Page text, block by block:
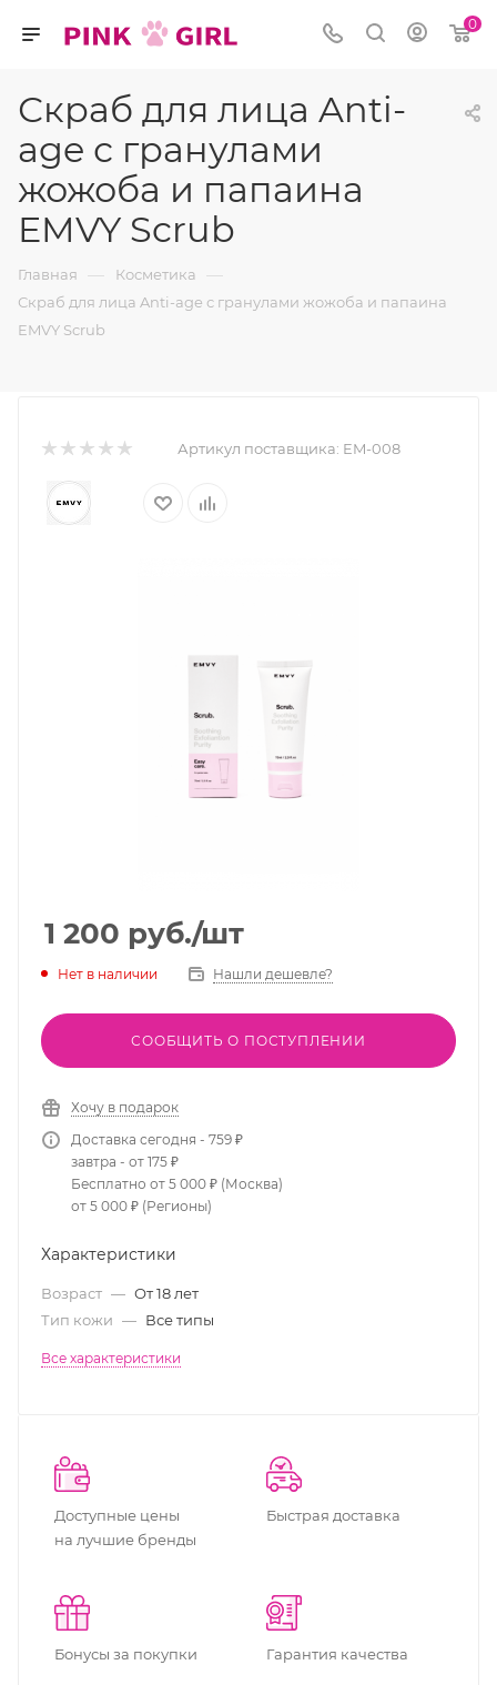
0
Скраб для лица Anti-
age с гранулами
жожоба и папаина
EMVY Scrub
Главная — Косметика —
Скраб для лица Anti-age с гранулами жожоба и папаина
EMVY Scrub
Артикул поставщика: EM-008
1 200 руб./шт
Нет в наличии Нашли дешевле?
СООБЩИТЬ О ПОСТУПЛЕНИИ
Хочу в подарок
Доставка сегодня - 759 ₽
завтра - от 175 ₽
Бесплатно от 5 000 ₽ (Москва)
от 5 000 ₽ (Регионы)
Характеристики
Возраст — От 18 лет
Тип кожи — Все типы
Все характеристики
Доступные цены
на лучшие бренды
Быстрая доставка
Бонусы за покупки Гарантия качества